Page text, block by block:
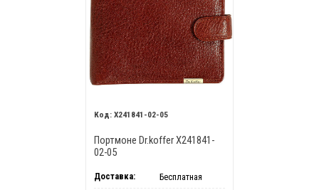
X241841-02-05
Портмоне Dr.koffer X241841-
02-05
Доставка:
Бесплатная